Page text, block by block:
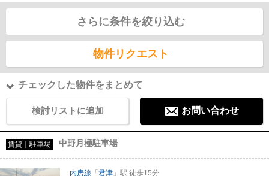
さらに条件を絞り込む
物件リクエスト
チェックした物件をまとめて
検討リストに追加 お問い合わせ
賃貸｜駐車場 中野月極駐車場
内房線 「 君津 」駅 徒歩15分